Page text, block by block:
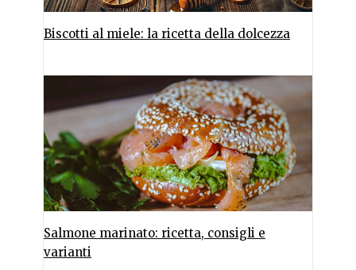
Biscotti al miele: la ricetta della dolcezza
Salmone marinato: ricetta, consigli e
varianti